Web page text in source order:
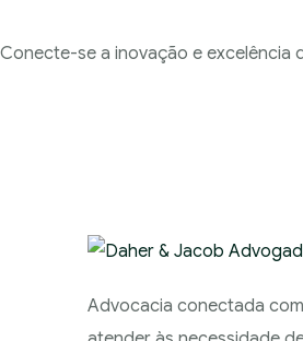
Conecte-se a inovação e excelência
Advocacia conectada